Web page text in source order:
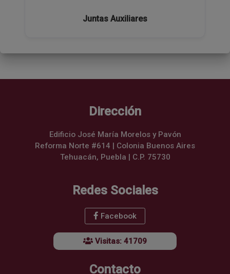
Juntas Auxiliares
Dirección
Edificio José María Morelos y Pavón
Reforma Norte #614 | Colonia Buenos Aires
Tehuacán, Puebla | C.P. 75730
Redes Sociales
Facebook
Visitas: 41709
Contacto